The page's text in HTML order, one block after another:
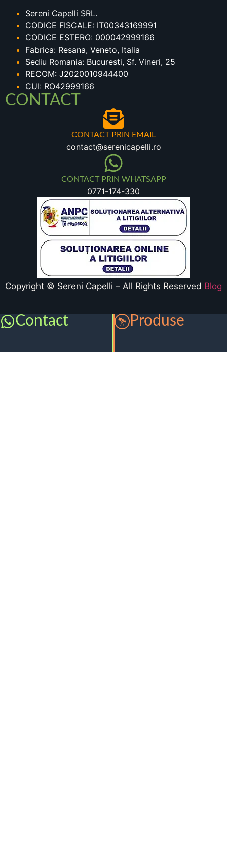
Sereni Capelli SRL.
CODICE FISCALE: IT00343169991
CODICE ESTERO: 000042999166
Fabrica: Resana, Veneto, Italia
Sediu Romania: Bucuresti, Sf. Vineri, 25
RECOM: J2020010944400
CUI: RO42999166
CONTACT
CONTACT PRIN EMAIL
contact@serenicapelli.ro
CONTACT PRIN WHATSAPP
0771-174-330
Copyright © Sereni Capelli – All Rights Reserved Blog
Contact Produse